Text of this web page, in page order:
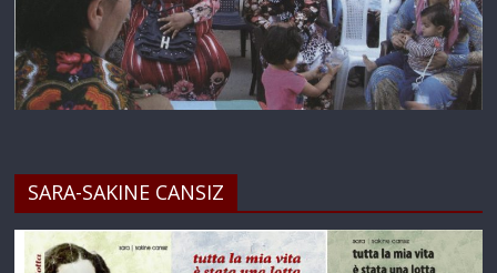
SARA-SAKINE CANSIZ